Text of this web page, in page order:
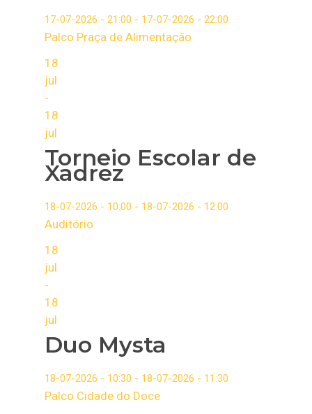
17-07-2026 - 21:00 - 17-07-2026 - 22:00
Palco Praça de Alimentação
18
jul
-
18
jul
Torneio Escolar de
Xadrez
18-07-2026 - 10:00 - 18-07-2026 - 12:00
Auditório
18
jul
-
18
jul
Duo Mysta
18-07-2026 - 10:30 - 18-07-2026 - 11:30
Palco Cidade do Doce